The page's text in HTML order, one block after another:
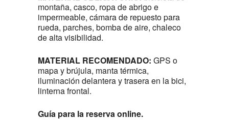
montaña, casco, ropa de abrigo e
impermeable, cámara de repuesto para
rueda, parches, bomba de aire, chaleco
de alta visibilidad.
MATERIAL RECOMENDADO: GPS o
mapa y brújula, manta térmica,
iluminación delantera y trasera en la bici,
linterna frontal.
Guía para la reserva online.